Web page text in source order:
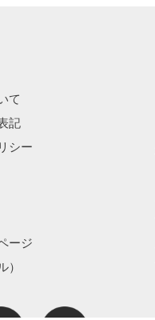
て
記
シー
ージ
）